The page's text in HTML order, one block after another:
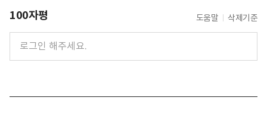
100자평 도움말 삭제기준